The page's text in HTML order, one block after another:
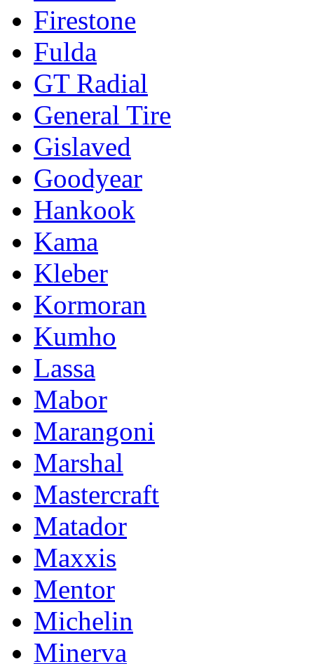
Firestone
Fulda
GT Radial
General Tire
Gislaved
Goodyear
Hankook
Kama
Kleber
Kormoran
Kumho
Lassa
Mabor
Marangoni
Marshal
Mastercraft
Matador
Maxxis
Mentor
Michelin
Minerva